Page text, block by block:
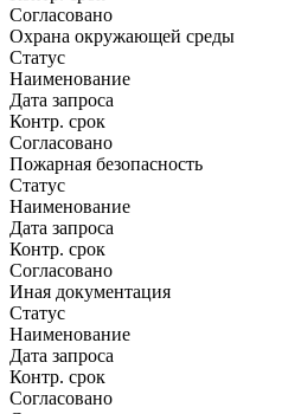
Согласовано
Охрана окружающей среды
Статус
Наименование
Дата запроса
Контр. срок
Согласовано
Пожарная безопасность
Статус
Наименование
Дата запроса
Контр. срок
Согласовано
Иная документация
Статус
Наименование
Дата запроса
Контр. срок
Согласовано